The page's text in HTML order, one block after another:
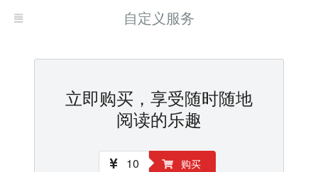
自定义服务
立即购买，享受随时随地
阅读的乐趣
10 购买